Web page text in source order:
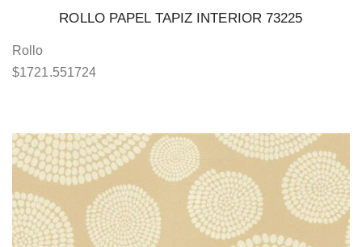
ROLLO PAPEL TAPIZ INTERIOR 73225
Rollo
$1721.551724